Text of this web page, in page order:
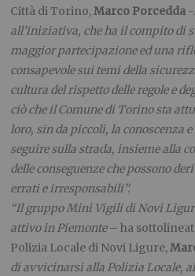
Città di Torino,Marco Porcedda -.
all’iniziativa, che ha il compito di
maggior partecipazione ed una
consapevole sui temi della
cultura del rispetto delle regole e
ciò che il Comune di Torino sta
loro, sin da piccoli, la conoscenza
seguire sulla strada, insieme alla
delle conseguenze che possono
errati e irresponsabili”.
“Il gruppo Mini Vigili di Novi
attivo in Piemonte– ha
Polizia Locale di Novi Ligure,
di avvicinarsi alla Polizia Locale,